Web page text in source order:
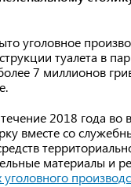
уголовное
туалета в
7 миллионов
2018 года во
вместе со
материалы и
уголовного